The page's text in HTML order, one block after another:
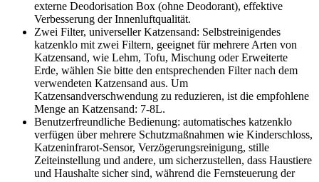
externe Deodorisation Box (ohne Deodorant), effektive
Verbesserung der Innenluftqualität.
Zwei Filter, universeller Katzensand: Selbstreinigendes
katzenklo mit zwei Filtern, geeignet für mehrere Arten von
Katzensand, wie Lehm, Tofu, Mischung oder Erweiterte
Erde, wählen Sie bitte den entsprechenden Filter nach dem
verwendeten Katzensand aus. Um
Katzensandverschwendung zu reduzieren, ist die empfohlene
Menge an Katzensand: 7-8L.
Benutzerfreundliche Bedienung: automatisches katzenklo
verfügen über mehrere Schutzmaßnahmen wie Kinderschloss,
Katzeninfrarot-Sensor, Verzögerungsreinigung, stille
Zeiteinstellung und andere, um sicherzustellen, dass Haustiere
und Haushalte sicher sind, während die Fernsteuerung der